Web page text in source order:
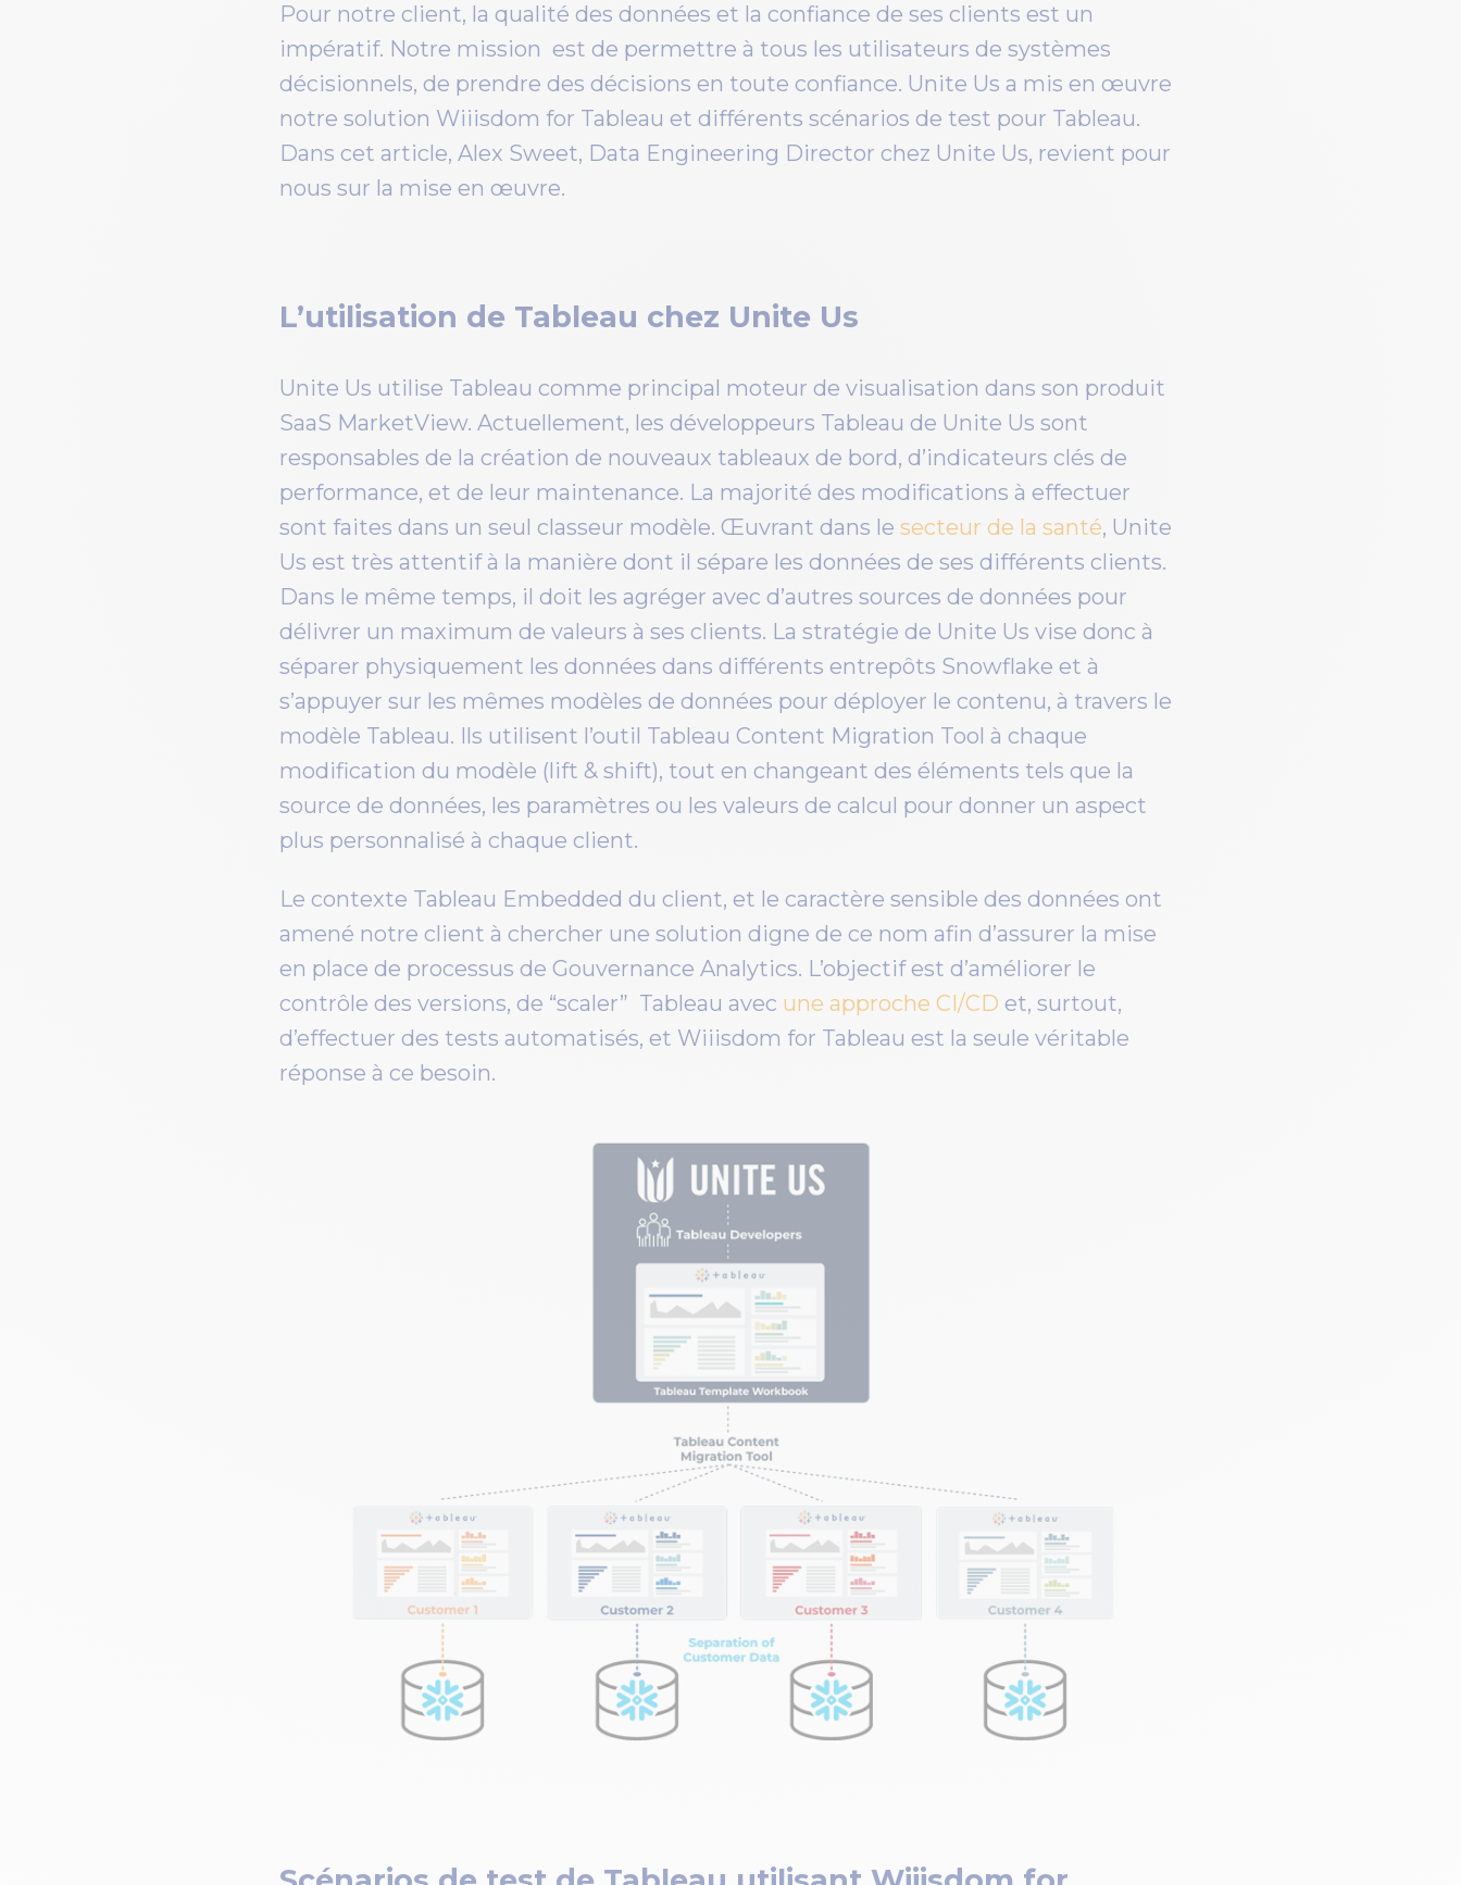
Pour notre client, la qualité des données et la confiance de ses clients est un
impératif. Notre mission est de permettre à tous les utilisateurs de systèmes
décisionnels, de prendre des décisions en toute confiance. Unite Us a mis en œuvre
notre solution Wiiisdom for Tableau et différents scénarios de test pour Tableau.
Dans cet article, Alex Sweet, Data Engineering Director chez Unite Us, revient pour
nous sur la mise en œuvre.
L’utilisation de Tableau chez Unite Us
Unite Us utilise Tableau comme principal moteur de visualisation dans son produit
SaaS MarketView. Actuellement, les développeurs Tableau de Unite Us sont
responsables de la création de nouveaux tableaux de bord, d’indicateurs clés de
performance, et de leur maintenance. La majorité des modifications à effectuer
sont faites dans un seul classeur modèle. Œuvrant dans le secteur de la santé, Unite
Us est très attentif à la manière dont il sépare les données de ses différents clients.
Dans le même temps, il doit les agréger avec d’autres sources de données pour
délivrer un maximum de valeurs à ses clients. La stratégie de Unite Us vise donc à
séparer physiquement les données dans différents entrepôts Snowflake et à
s’appuyer sur les mêmes modèles de données pour déployer le contenu, à travers le
modèle Tableau. Ils utilisent l’outil Tableau Content Migration Tool à chaque
modification du modèle (lift & shift), tout en changeant des éléments tels que la
source de données, les paramètres ou les valeurs de calcul pour donner un aspect
plus personnalisé à chaque client.
Le contexte Tableau Embedded du client, et le caractère sensible des données ont
amené notre client à chercher une solution digne de ce nom afin d’assurer la mise
en place de processus de Gouvernance Analytics. L’objectif est d’améliorer le
contrôle des versions, de “scaler” Tableau avec une approche CI/CD et, surtout,
d’effectuer des tests automatisés, et Wiiisdom for Tableau est la seule véritable
réponse à ce besoin.